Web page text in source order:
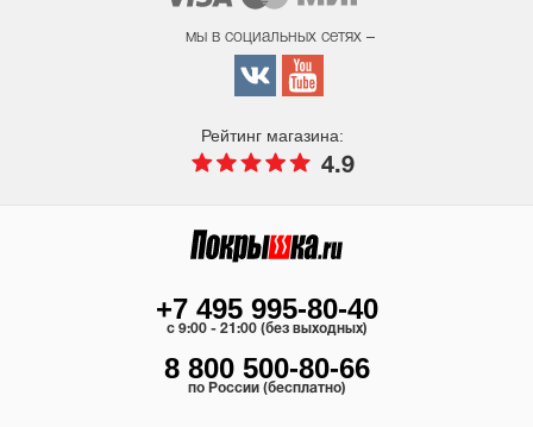
мы в социальных сетях –
Рейтинг магазина:
4.9
+7 495 995-80-40
c 9:00 - 21:00 (без выходных)
8 800 500-80-66
по России (бесплатно)